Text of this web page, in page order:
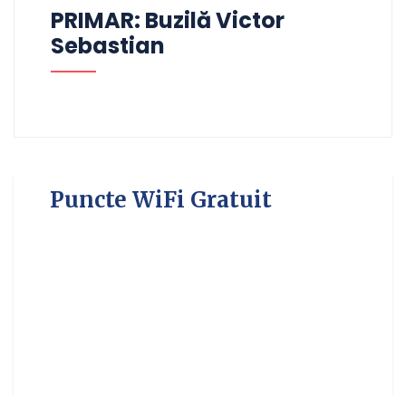
PRIMAR: Buzilă Victor
Sebastian
Puncte WiFi Gratuit